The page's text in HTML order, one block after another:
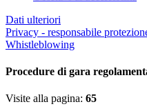
Dati ulteriori
Privacy - responsabile
Whistleblowing
Procedure di gara
Visite alla pagina: 65